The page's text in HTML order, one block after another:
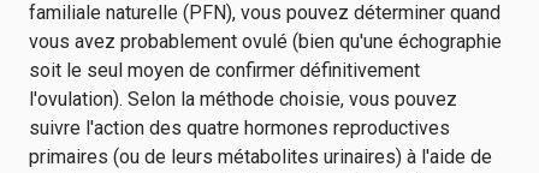
familiale naturelle (PFN), vous pouvez déterminer quand
vous avez probablement ovulé (bien qu'une échographie
soit le seul moyen de confirmer définitivement
l'ovulation). Selon la méthode choisie, vous pouvez
suivre l'action des quatre hormones reproductives
primaires (ou de leurs métabolites urinaires) à l'aide de